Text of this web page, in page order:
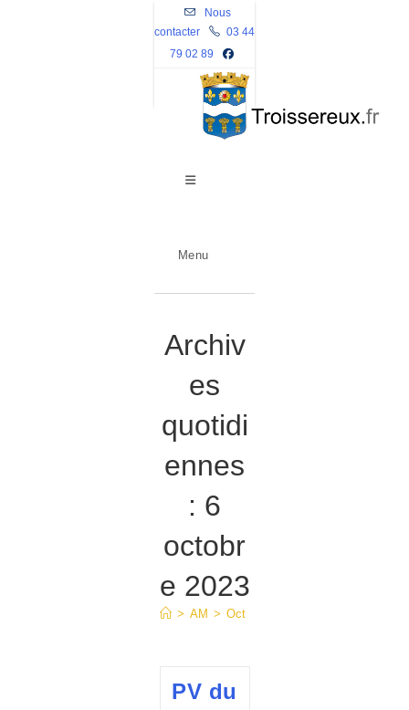
Skip
to
content
Nous
contacter
03 44
79 02 89
Menu
Archiv
es
quotidi
ennes
: 6
octobr
e 2023
> AM > Oct
PV du